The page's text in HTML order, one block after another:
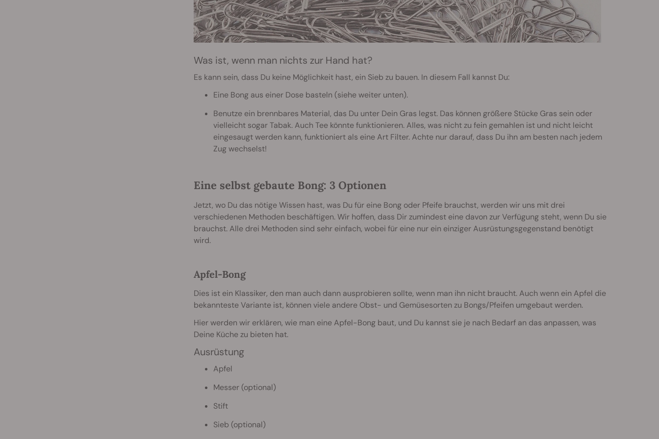
Was ist, wenn man nichts zur Hand hat?
Es kann sein, dass Du keine Möglichkeit hast, ein Sieb zu bauen. In diesem Fall kannst Du:
Eine Bong aus einer Dose basteln (siehe weiter unten).
Benutze ein brennbares Material, das Du unter Dein Gras legst. Das können größere Stücke Gras sein oder
vielleicht sogar Tabak. Auch Tee könnte funktionieren. Alles, was nicht zu fein gemahlen ist und nicht leicht
eingesaugt werden kann, funktioniert als eine Art Filter. Achte nur darauf, dass Du ihn am besten nach jedem
Zug wechselst!
Eine selbst gebaute Bong: 3 Optionen
Jetzt, wo Du das nötige Wissen hast, was Du für eine Bong oder Pfeife brauchst, werden wir uns mit drei
verschiedenen Methoden beschäftigen. Wir hoffen, dass Dir zumindest eine davon zur Verfügung steht, wenn Du sie
brauchst. Alle drei Methoden sind sehr einfach, wobei für eine nur ein einziger Ausrüstungsgegenstand benötigt
wird.
Apfel-Bong
Dies ist ein Klassiker, den man auch dann ausprobieren sollte, wenn man ihn nicht braucht. Auch wenn ein Apfel die
bekannteste Variante ist, können viele andere Obst- und Gemüsesorten zu Bongs/Pfeifen umgebaut werden.
Hier werden wir erklären, wie man eine Apfel-Bong baut, und Du kannst sie je nach Bedarf an das anpassen, was
Deine Küche zu bieten hat.
Ausrüstung
Apfel
Messer (optional)
Stift
Sieb (optional)